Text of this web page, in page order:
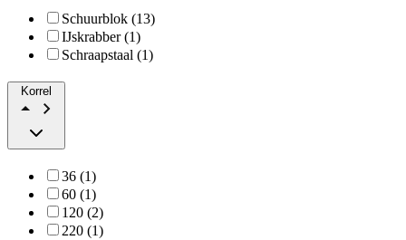
Schuurblok (13)
IJskrabber (1)
Schraapstaal (1)
Korrel
36 (1)
60 (1)
120 (2)
220 (1)